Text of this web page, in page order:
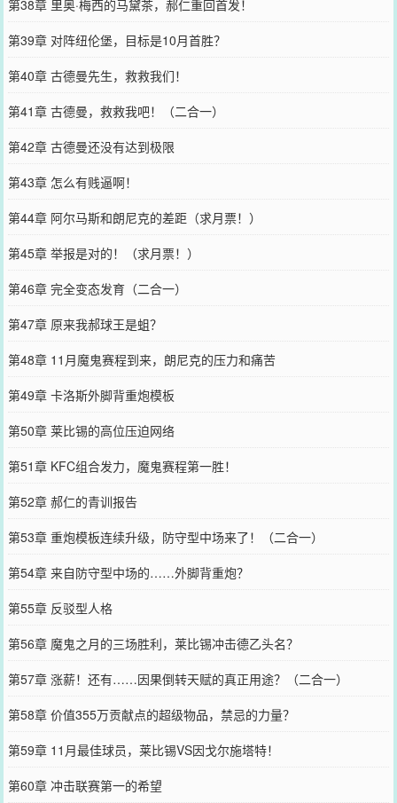
第38章 里奥·梅西的马黛茶，郝仁重回首发！
第39章 对阵纽伦堡，目标是10月首胜？
第40章 古德曼先生，救救我们！
第41章 古德曼，救救我吧！（二合一）
第42章 古德曼还没有达到极限
第43章 怎么有贱逼啊！
第44章 阿尔马斯和朗尼克的差距（求月票！）
第45章 举报是对的！（求月票！）
第46章 完全变态发育（二合一）
第47章 原来我郝球王是蛆？
第48章 11月魔鬼赛程到来，朗尼克的压力和痛苦
第49章 卡洛斯外脚背重炮模板
第50章 莱比锡的高位压迫网络
第51章 KFC组合发力，魔鬼赛程第一胜！
第52章 郝仁的青训报告
第53章 重炮模板连续升级，防守型中场来了！（二合一）
第54章 来自防守型中场的……外脚背重炮？
第55章 反驳型人格
第56章 魔鬼之月的三场胜利，莱比锡冲击德乙头名？
第57章 涨薪！还有……因果倒转天赋的真正用途？（二合一）
第58章 价值355万贡献点的超级物品，禁忌的力量？
第59章 11月最佳球员，莱比锡VS因戈尔施塔特！
第60章 冲击联赛第一的希望